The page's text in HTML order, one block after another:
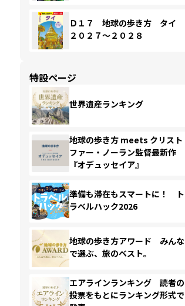
Ｄ１７ 地球の歩き方 タイ
２０２７～２０２８
特設ページ
世界遺産ランキング
地球の歩き方 meets クリスト
ファー・ノーラン監督最新作
『オデュッセイア』
準備も滞在もスマートに！ ト
ラベルハック2026
地球の歩き方アワード みんな
で選ぶ、旅のベスト。
エアラインランキング 読者の
投票をもとにランキング形式で